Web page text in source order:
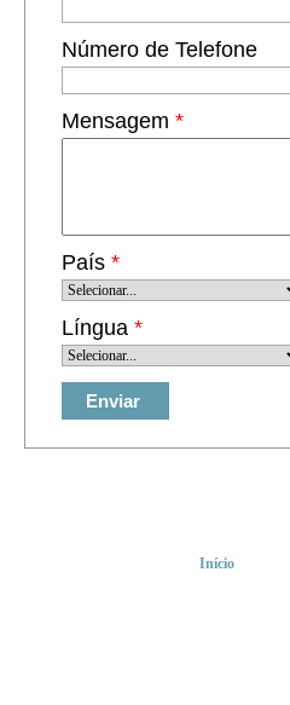
Número de Telefone
Mensagem *
País *
Língua *
Início